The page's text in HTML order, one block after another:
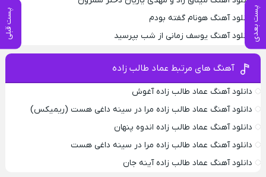
پست بعدی پست قبلی
دانلود آهنگ هونام گفته بودم
دانلود آهنگ یوسف زمانی از شب بپرسید
آهنگ های مرتبط عماد طالب زاده
دانلود آهنگ عماد طالب زاده آغوش
دانلود آهنگ عماد طالب زاده مرا در سینه داغی هست (ریمیکس)
دانلود آهنگ عماد طالب زاده اندوه پنهان
دانلود آهنگ عماد طالب زاده مرا در سینه داغی هست
دانلود آهنگ عماد طالب زاده آینه جان